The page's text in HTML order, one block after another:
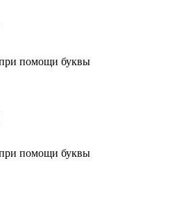
при помощи буквы
при помощи буквы